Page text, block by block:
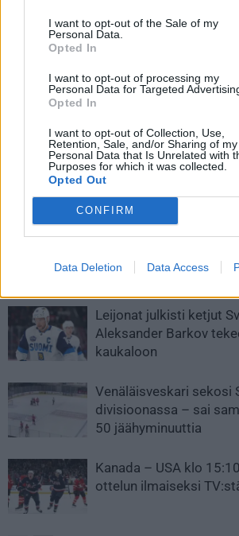
I want to opt-out of the Sale of my
Personal Data.
Opted In
I want to opt-out of processing my
Personal Data for Targeted
Opted In
I want to opt-out of Collection, Use,
Retention, Sale, and/or Sharing of my
Personal Data that Is Unrelated with
Purposes for which it was collected.
Opted Out
CONFIRM
Data Deletion Data Access
Edellinen artikkeli
Carolina Hurricanes
jatkoerävoiton turvin
konferenssifinaaleihin – Jesperi
Kotkaniemi isossa osassa
ratkaisumaalissa
ottelulla
LIITTYVÄT ARTIKKELIT LISÄÄ TEKIJÄLTÄ
Leijonat julkisti ketjut
Aleksander Barkov
kaukaloon
Venäläisveskari sekosi
divisioonassa – sai
50 jäähyminuuttia
Kanada – USA klo
ottelun ilmaiseksi